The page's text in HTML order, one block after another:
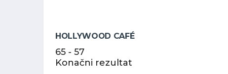
HOLLYWOOD CAFÉ
65 - 57
Konačni rezultat